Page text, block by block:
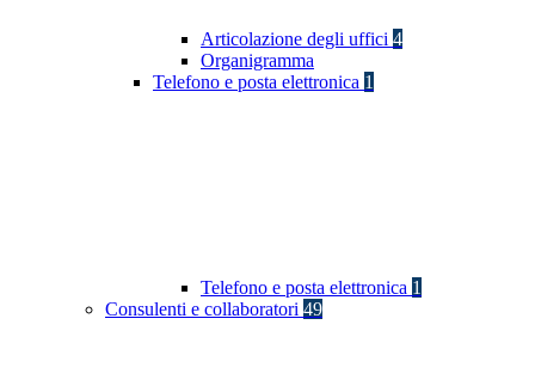
Articolazione degli uffici 4
Organigramma
Telefono e posta elettronica 1
Telefono e posta elettronica 1
Consulenti e collaboratori 49